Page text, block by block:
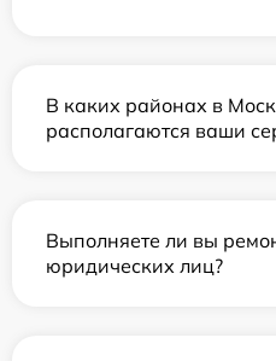
В каких районах в
располагаются ваши
Выполняете ли вы
юридических лиц?